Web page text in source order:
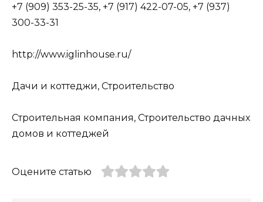
+7 (909) 353-25-35, +7 (917) 422-07-05, +7 (937)
300-33-31
http://www.iglinhouse.ru/
Дачи и коттеджи, Строительство
Строительная компания, Строительство дачных
домов и коттеджей
Оцените статью